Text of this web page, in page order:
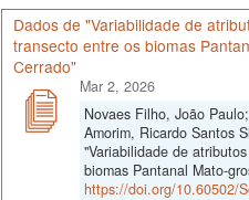
Dados de "Variabilidade de
transecto entre os biomas
Cerrado"
Mar 2, 2026
Novaes Filho, João
Amorim, Ricardo Santos
"Variabilidade de
biomas Pantanal Mato-
https://doi.org/10.60502/